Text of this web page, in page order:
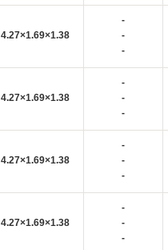
4.27×1.69×1.38
-
-
-
4.27×1.69×1.38
-
-
-
4.27×1.69×1.38
-
-
-
4.27×1.69×1.38
-
-
-